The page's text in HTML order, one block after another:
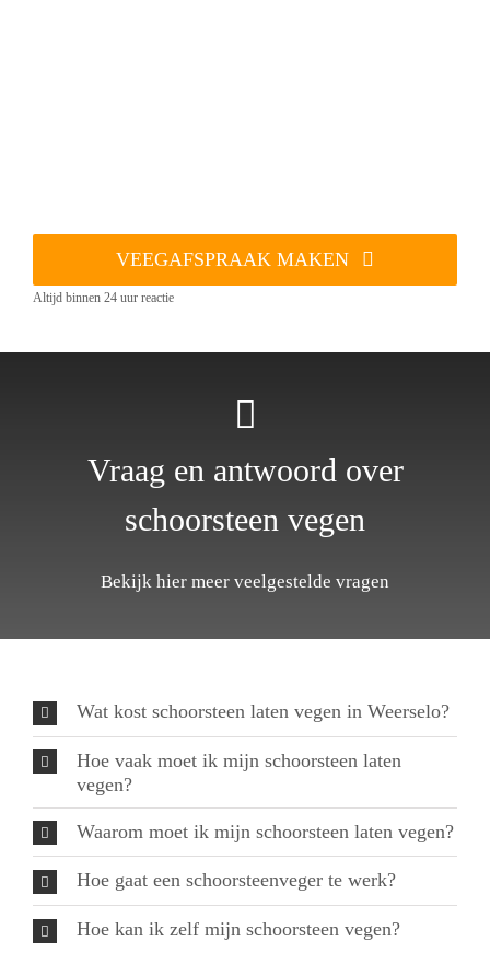
VEEGAFSPRAAK MAKEN
Altijd binnen 24 uur reactie
Vraag en antwoord over
schoorsteen vegen
Bekijk hier meer veelgestelde vragen
Wat kost schoorsteen laten vegen in Weerselo?
Hoe vaak moet ik mijn schoorsteen laten
vegen?
Waarom moet ik mijn schoorsteen laten vegen?
Hoe gaat een schoorsteenveger te werk?
Hoe kan ik zelf mijn schoorsteen vegen?